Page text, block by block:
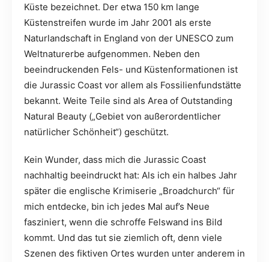
Küste bezeichnet. Der etwa 150 km lange
Küstenstreifen wurde im Jahr 2001 als erste
Naturlandschaft in England von der UNESCO zum
Weltnaturerbe aufgenommen. Neben den
beeindruckenden Fels- und Küstenformationen ist
die Jurassic Coast vor allem als Fossilienfundstätte
bekannt. Weite Teile sind als Area of Outstanding
Natural Beauty („Gebiet von außerordentlicher
natürlicher Schönheit“) geschützt.
Kein Wunder, dass mich die Jurassic Coast
nachhaltig beeindruckt hat: Als ich ein halbes Jahr
später die englische Krimiserie „Broadchurch“ für
mich entdecke, bin ich jedes Mal auf’s Neue
fasziniert, wenn die schroffe Felswand ins Bild
kommt. Und das tut sie ziemlich oft, denn viele
Szenen des fiktiven Ortes wurden unter anderem in